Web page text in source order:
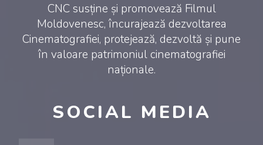
CNC susține și promovează Filmul
Moldovenesc, încurajează dezvoltarea
Cinematografiei, protejează, dezvoltă și pune
în valoare patrimoniul cinematografiei
naționale.
SOCIAL MEDIA